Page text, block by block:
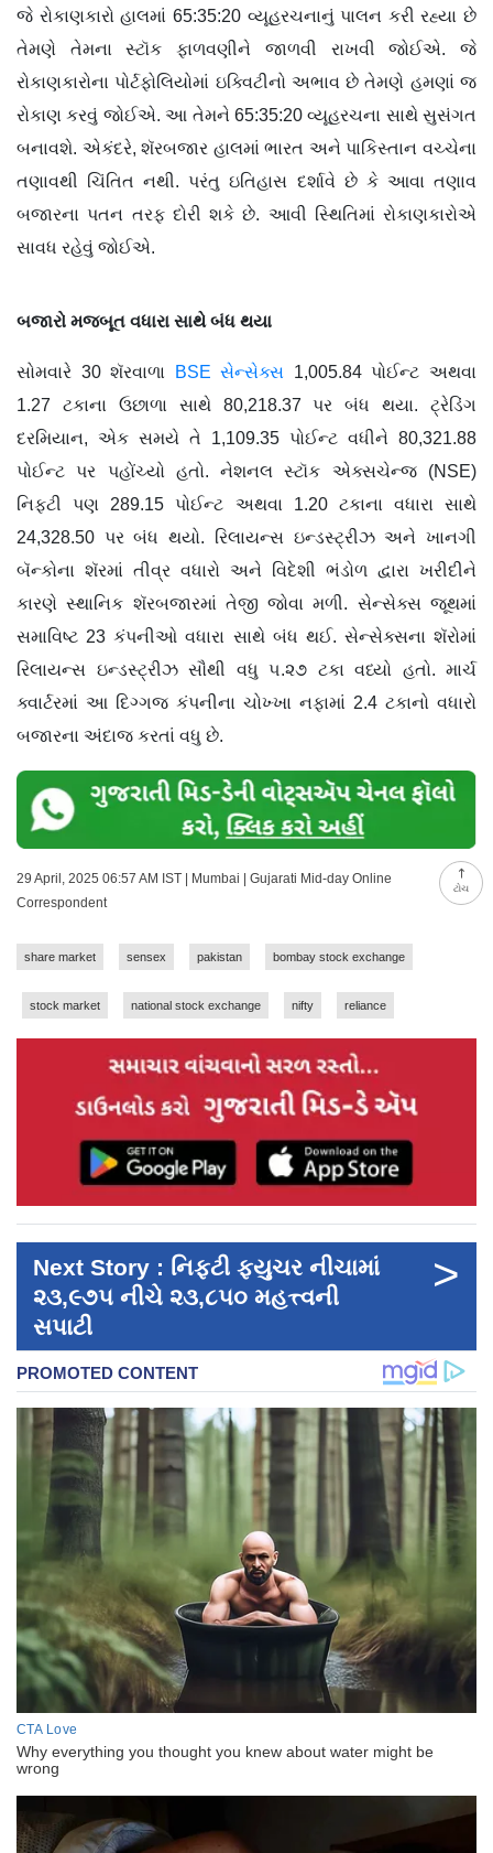
ટોચ
જે રોકાણકારો હાલમાં 65:35:20 વ્યૂહરચનાનું પાલન કરી રહ્યા છે
તેમણે તેમના સ્ટૉક ફાળવણીને જાળવી રાખવી જોઈએ. જે
રોકાણકારોના પોર્ટફોલિયોમાં ઇક્વિટીનો અભાવ છે તેમણે હમણાં જ
રોકાણ કરવું જોઈએ. આ તેમને 65:35:20 વ્યૂહરચના સાથે સુસંગત
બનાવશે. એકંદરે, શૅરબજાર હાલમાં ભારત અને પાકિસ્તાન વચ્ચેના
તણાવથી ચિંતિત નથી. પરંતુ ઇતિહાસ દર્શાવે છે કે આવા તણાવ
બજારના પતન તરફ દોરી શકે છે. આવી સ્થિતિમાં રોકાણકારોએ
સાવધ રહેવું જોઈએ.
બજારો મજબૂત વધારા સાથે બંધ થયા
સોમવારે 30 શૅરવાળા BSE સેન્સેક્સ 1,005.84 પોઈન્ટ અથવા
1.27 ટકાના ઉછાળા સાથે 80,218.37 પર બંધ થયા. ટ્રેડિંગ
દરમિયાન, એક સમયે તે 1,109.35 પોઈન્ટ વધીને 80,321.88
પોઈન્ટ પર પહોંચ્યો હતો. નેશનલ સ્ટૉક એક્સચેન્જ (NSE)
નિફ્ટી પણ 289.15 પોઈન્ટ અથવા 1.20 ટકાના વધારા સાથે
24,328.50 પર બંધ થયો. રિલાયન્સ ઇન્ડસ્ટ્રીઝ અને ખાનગી
બૅન્કોના શૅરમાં તીવ્ર વધારો અને વિદેશી ભંડોળ દ્વારા ખરીદીને
કારણે સ્થાનિક શૅરબજારમાં તેજી જોવા મળી. સેન્સેક્સ જૂથમાં
સમાવિષ્ટ 23 કંપનીઓ વધારા સાથે બંધ થઈ. સેન્સેક્સના શૅરોમાં
રિલાયન્સ ઇન્ડસ્ટ્રીઝ સૌથી વધુ ૫.૨૭ ટકા વધ્યો હતો. માર્ચ
ક્વાર્ટરમાં આ દિગ્ગજ કંપનીના ચોખ્ખા નફામાં 2.4 ટકાનો વધારો
બજારના અંદાજ કરતાં વધુ છે.
29 April, 2025 06:57 AM IST | Mumbai | Gujarati Mid-day Online
Correspondent
share market sensex pakistan bombay stock exchange
stock market national stock exchange nifty reliance
Next Story : નિફ્ટી ફ્યુચર નીચામાં
૨૩,૯૭૫ નીચે ૨૩,૮૫૦ મહત્ત્વની
સપાટી
>